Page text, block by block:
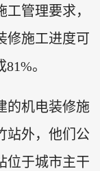
管理要求，
修施工进度可
。
的机电装修施
站外，他们公
位于城市主干